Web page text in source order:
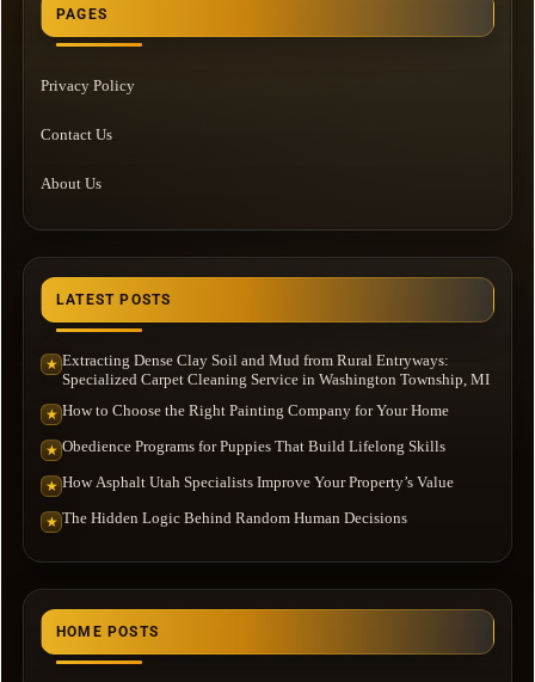
PAGES
Privacy Policy
Contact Us
About Us
LATEST POSTS
★ Extracting Dense Clay Soil and Mud from Rural Entryways:
Specialized Carpet Cleaning Service in Washington Township, MI
★ How to Choose the Right Painting Company for Your Home
★ Obedience Programs for Puppies That Build Lifelong Skills
★ How Asphalt Utah Specialists Improve Your Property’s Value
★ The Hidden Logic Behind Random Human Decisions
HOME POSTS